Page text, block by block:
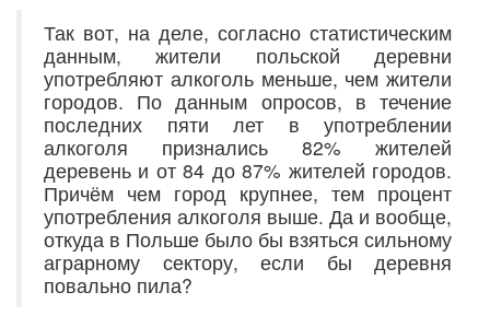
Так вот, на деле, согласно статистическим
данным, жители польской деревни
употребляют алкоголь меньше, чем жители
городов. По данным опросов, в течение
последних пяти лет в употреблении
алкоголя признались 82% жителей
деревень и от 84 до 87% жителей городов.
Причём чем город крупнее, тем процент
употребления алкоголя выше. Да и вообще,
откуда в Польше было бы взяться сильному
аграрному сектору, если бы деревня
повально пила?